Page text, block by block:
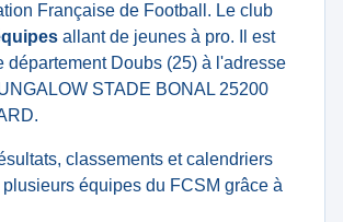
Française de Football. Le club
allant de jeunes à pro. Il est
département Doubs (25) à l'adresse
STADE BONAL 25200
classements et calendriers
équipes du FCSM grâce à